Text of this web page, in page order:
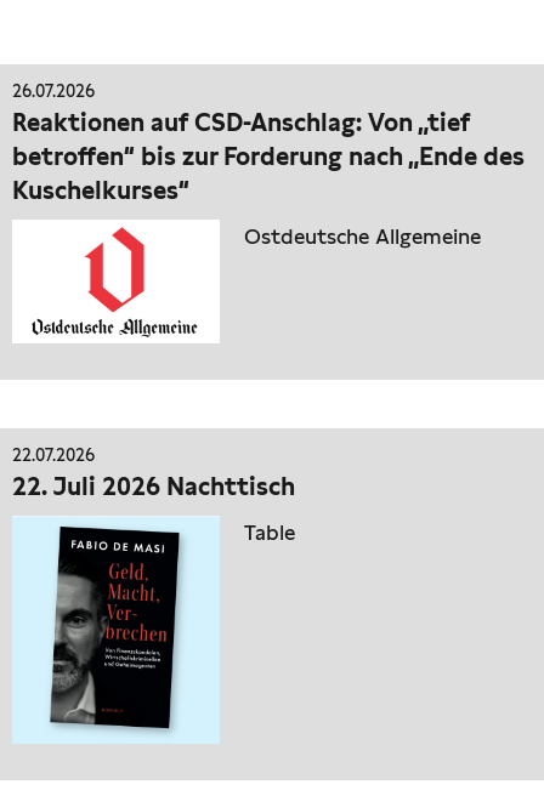
26.07.2026
Reaktionen auf CSD-Anschlag: Von „tief
betroffen“ bis zur Forderung nach „Ende des
Kuschelkurses“
Ostdeutsche Allgemeine
22.07.2026
22. Juli 2026 Nachttisch
Table